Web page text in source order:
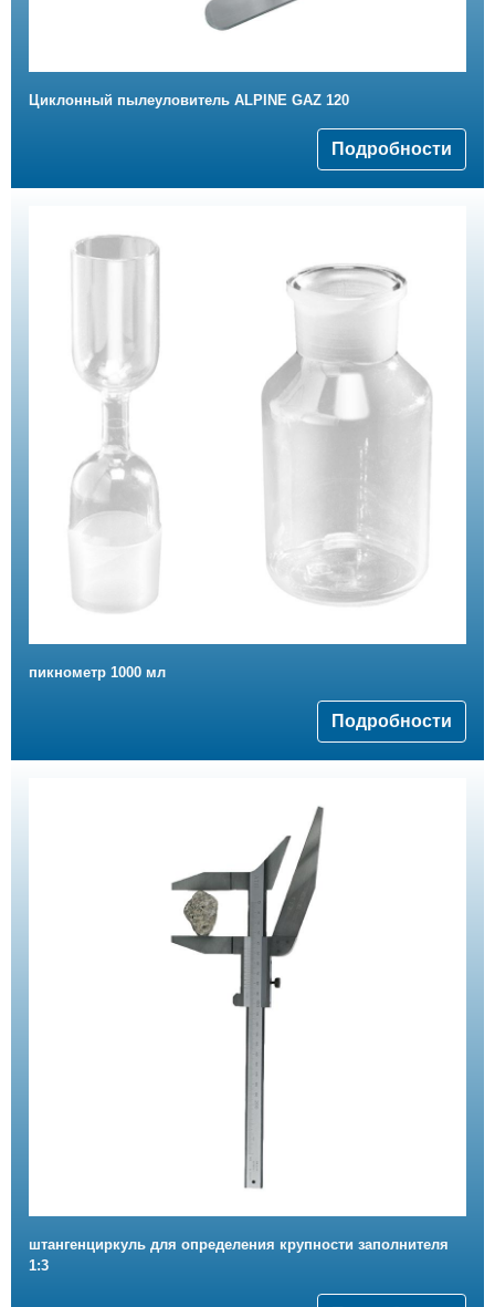
Циклонный пылеуловитель ALPINE GAZ 120
Подробности
пикнометр 1000 мл
Подробности
штангенциркуль для определения крупности заполнителя
1:3